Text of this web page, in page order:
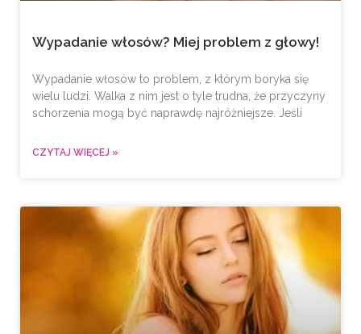
Wypadanie włosów? Miej problem z głowy!
Wypadanie włosów to problem, z którym boryka się
wielu ludzi. Walka z nim jest o tyle trudna, że przyczyny
schorzenia mogą być naprawdę najróżniejsze. Jeśli
CZYTAJ WIĘCEJ »